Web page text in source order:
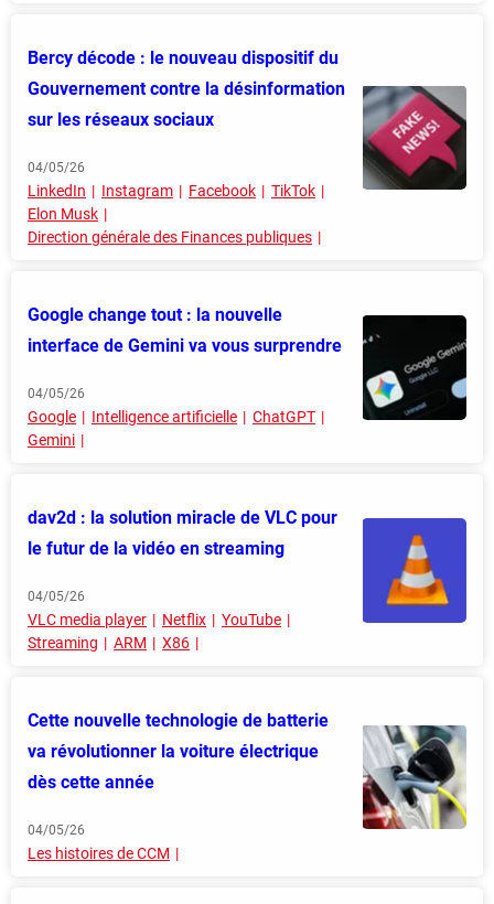
Bercy décode : le nouveau dispositif du
Gouvernement contre la désinformation
sur les réseaux sociaux
04/05/26
LinkedIn Instagram Facebook
TikTok
Elon Musk
Direction générale des Finances publiques
Google change tout : la nouvelle
interface de Gemini va vous surprendre
04/05/26
Google Intelligence artificielle
ChatGPT
Gemini
dav2d : la solution miracle de VLC pour
le futur de la vidéo en streaming
04/05/26
VLC media player Netflix
YouTube
Streaming
ARM X86
Cette nouvelle technologie de batterie
va révolutionner la voiture électrique
dès cette année
04/05/26
Les histoires de CCM